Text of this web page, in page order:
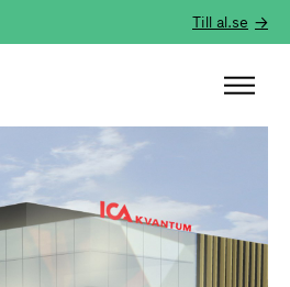
Till al.se